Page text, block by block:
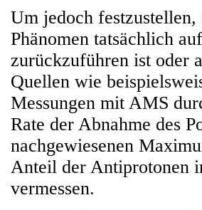
Um jedoch festzustellen,
Phänomen tatsächlich
zurückzuführen ist oder
Quellen wie
Messungen mit AMS
Rate der Abnahme des
nachgewiesenen
Anteil der Antiprotonen
vermessen.